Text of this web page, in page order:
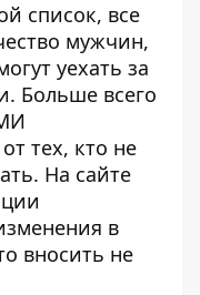
список, все
мужчин,
уехать за
Больше всего
тех, кто не
На сайте
в
вносить не